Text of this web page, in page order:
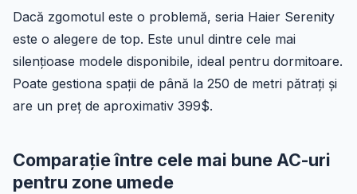
Dacă zgomotul este o problemă, seria Haier Serenity
este o alegere de top. Este unul dintre cele mai
silențioase modele disponibile, ideal pentru dormitoare.
Poate gestiona spații de până la 250 de metri pătrați și
are un preț de aproximativ 399$.
Comparație între cele mai bune AC-uri
pentru zone umede